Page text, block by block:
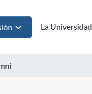
La Universidad